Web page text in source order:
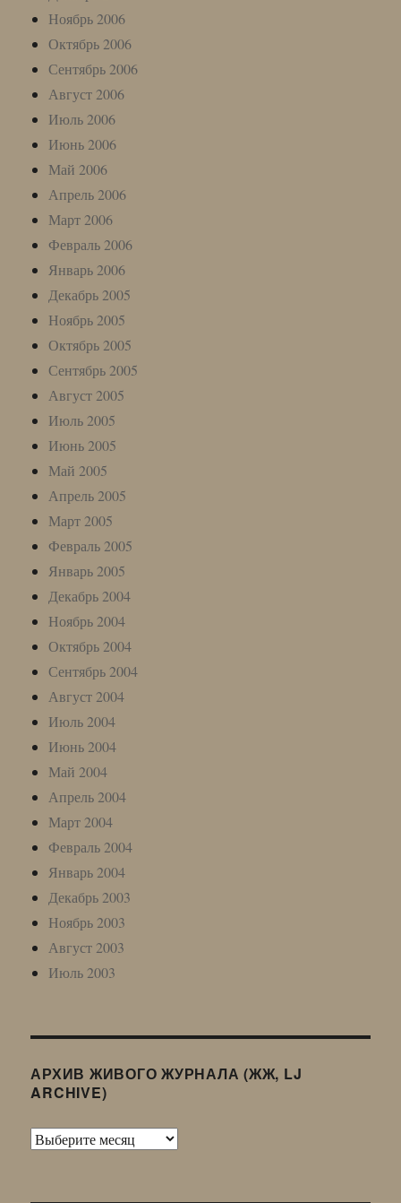
Ноябрь 2006
Октябрь 2006
Сентябрь 2006
Август 2006
Июль 2006
Июнь 2006
Май 2006
Апрель 2006
Март 2006
Февраль 2006
Январь 2006
Декабрь 2005
Ноябрь 2005
Октябрь 2005
Сентябрь 2005
Август 2005
Июль 2005
Июнь 2005
Май 2005
Апрель 2005
Март 2005
Февраль 2005
Январь 2005
Декабрь 2004
Ноябрь 2004
Октябрь 2004
Сентябрь 2004
Август 2004
Июль 2004
Июнь 2004
Май 2004
Апрель 2004
Март 2004
Февраль 2004
Январь 2004
Декабрь 2003
Ноябрь 2003
Август 2003
Июль 2003
АРХИВ ЖИВОГО ЖУРНАЛА (ЖЖ, LJ
ARCHIVE)
Архив